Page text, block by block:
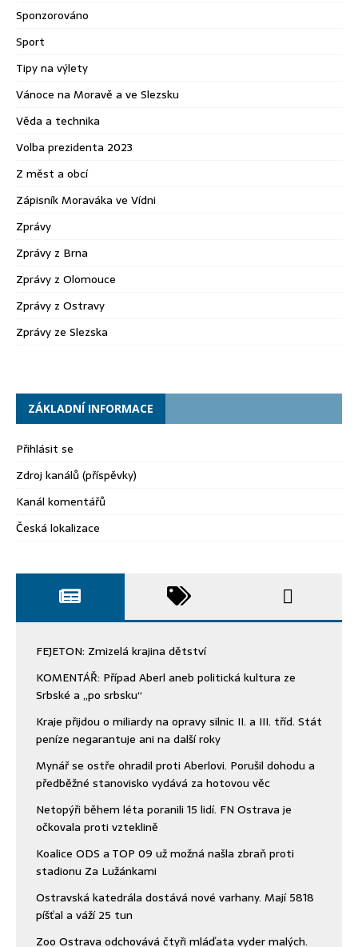
Sponzorováno
Sport
Tipy na výlety
Vánoce na Moravě a ve Slezsku
Věda a technika
Volba prezidenta 2023
Z měst a obcí
Zápisník Moraváka ve Vídni
Zprávy
Zprávy z Brna
Zprávy z Olomouce
Zprávy z Ostravy
Zprávy ze Slezska
ZÁKLADNÍ INFORMACE
Přihlásit se
Zdroj kanálů (příspěvky)
Kanál komentářů
Česká lokalizace
FEJETON: Zmizelá krajina dětství
KOMENTÁŘ: Případ Aberl aneb politická kultura ze
Srbské a „po srbsku“
Kraje přijdou o miliardy na opravy silnic II. a III. tříd. Stát
peníze negarantuje ani na další roky
Mynář se ostře ohradil proti Aberlovi. Porušil dohodu a
předběžné stanovisko vydává za hotovou věc
Netopýři během léta poranili 15 lidí. FN Ostrava je
očkovala proti vzteklině
Koalice ODS a TOP 09 už možná našla zbraň proti
stadionu Za Lužánkami
Ostravská katedrála dostává nové varhany. Mají 5818
píšťal a váží 25 tun
Zoo Ostrava odchovává čtyři mláďata vyder malých.